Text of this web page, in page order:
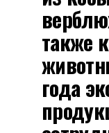
также
года